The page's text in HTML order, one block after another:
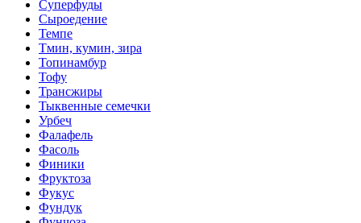
Суперфуды
Сыроедение
Темпе
Тмин, кумин, зира
Топинамбур
Тофу
Трансжиры
Тыквенные семечки
Урбеч
Фалафель
Фасоль
Финики
Фруктоза
Фукус
Фундук